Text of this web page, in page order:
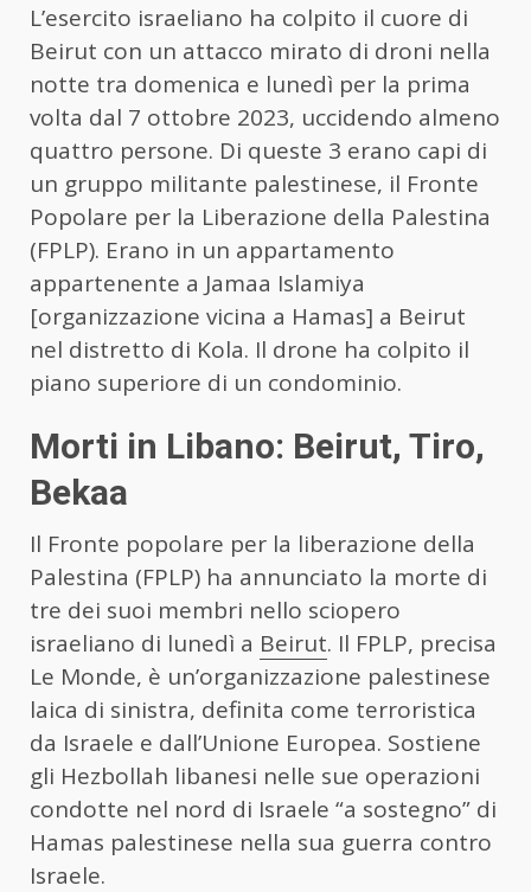
L’esercito israeliano ha colpito il cuore di
Beirut con un attacco mirato di droni nella
notte tra domenica e lunedì per la prima
volta dal 7 ottobre 2023, uccidendo almeno
quattro persone. Di queste 3 erano capi di
un gruppo militante palestinese, il Fronte
Popolare per la Liberazione della Palestina
(FPLP). Erano in un appartamento
appartenente a Jamaa Islamiya
[organizzazione vicina a Hamas] a Beirut
nel distretto di Kola. Il drone ha colpito il
piano superiore di un condominio.
Morti in Libano: Beirut, Tiro,
Bekaa
Il Fronte popolare per la liberazione della
Palestina (FPLP) ha annunciato la morte di
tre dei suoi membri nello sciopero
israeliano di lunedì a Beirut. Il FPLP, precisa
Le Monde, è un’organizzazione palestinese
laica di sinistra, definita come terroristica
da Israele e dall’Unione Europea. Sostiene
gli Hezbollah libanesi nelle sue operazioni
condotte nel nord di Israele “a sostegno” di
Hamas palestinese nella sua guerra contro
Israele.